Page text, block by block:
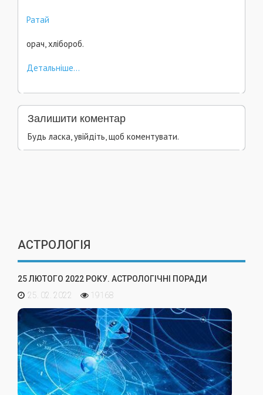
Ратай
орач, хлібороб.
Детальніше...
Залишити коментар
Будь ласка, увійдіть, щоб коментувати.
АСТРОЛОГІЯ
25 ЛЮТОГО 2022 РОКУ. АСТРОЛОГІЧНІ ПОРАДИ
25. 02. 2022
19168